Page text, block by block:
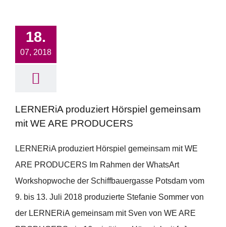
18.
07, 2018
LERNERiA produziert Hörspiel gemeinsam
mit WE ARE PRODUCERS
LERNERiA produziert Hörspiel gemeinsam mit WE
ARE PRODUCERS Im Rahmen der WhatsArt
Workshopwoche der Schiffbauergasse Potsdam vom
9. bis 13. Juli 2018 produzierte Stefanie Sommer von
der LERNERiA gemeinsam mit Sven von WE ARE